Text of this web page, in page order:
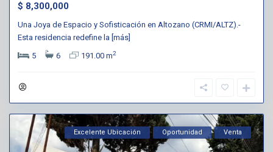
$ 8,300,000
Una Joya de Espacio y Sofisticación en Altozano (CRMI/ALTZ).-
Esta residencia redefine la [más]
5
6 191.00 m2
Excelente Ubicación Oportunidad Venta